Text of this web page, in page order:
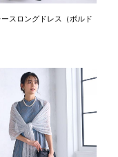
ースロングドレス（ボルド